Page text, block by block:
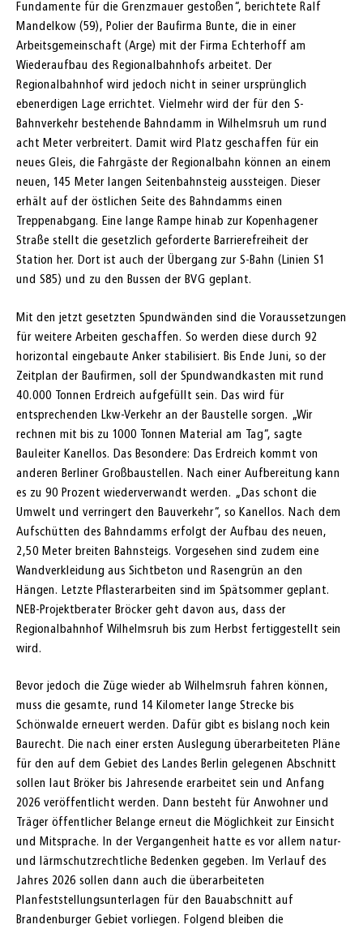
Fundamente für die Grenzmauer gestoßen“, berichtete Ralf
Mandelkow (59), Polier der Baufirma Bunte, die in einer
Arbeitsgemeinschaft (Arge) mit der Firma Echterhoff am
Wiederaufbau des Regionalbahnhofs arbeitet. Der
Regionalbahnhof wird jedoch nicht in seiner ursprünglich
ebenerdigen Lage errichtet. Vielmehr wird der für den S-
Bahnverkehr bestehende Bahndamm in Wilhelmsruh um rund
acht Meter verbreitert. Damit wird Platz geschaffen für ein
neues Gleis, die Fahrgäste der Regionalbahn können an einem
neuen, 145 Meter langen Seitenbahnsteig aussteigen. Dieser
erhält auf der östlichen Seite des Bahndamms einen
Treppenabgang. Eine lange Rampe hinab zur Kopenhagener
Straße stellt die gesetzlich geforderte Barrierefreiheit der
Station her. Dort ist auch der Übergang zur S-Bahn (Linien S1
und S85) und zu den Bussen der BVG geplant.
Mit den jetzt gesetzten Spundwänden sind die Voraussetzungen
für weitere Arbeiten geschaffen. So werden diese durch 92
horizontal eingebaute Anker stabilisiert. Bis Ende Juni, so der
Zeitplan der Baufirmen, soll der Spundwandkasten mit rund
40.000 Tonnen Erdreich aufgefüllt sein. Das wird für
entsprechenden Lkw-Verkehr an der Baustelle sorgen. „Wir
rechnen mit bis zu 1000 Tonnen Material am Tag“, sagte
Bauleiter Kanellos. Das Besondere: Das Erdreich kommt von
anderen Berliner Großbaustellen. Nach einer Aufbereitung kann
es zu 90 Prozent wiederverwandt werden. „Das schont die
Umwelt und verringert den Bauverkehr“, so Kanellos. Nach dem
Aufschütten des Bahndamms erfolgt der Aufbau des neuen,
2,50 Meter breiten Bahnsteigs. Vorgesehen sind zudem eine
Wandverkleidung aus Sichtbeton und Rasengrün an den
Hängen. Letzte Pflasterarbeiten sind im Spätsommer geplant.
NEB-Projektberater Bröcker geht davon aus, dass der
Regionalbahnhof Wilhelmsruh bis zum Herbst fertiggestellt sein
wird.
Bevor jedoch die Züge wieder ab Wilhelmsruh fahren können,
muss die gesamte, rund 14 Kilometer lange Strecke bis
Schönwalde erneuert werden. Dafür gibt es bislang noch kein
Baurecht. Die nach einer ersten Auslegung überarbeiteten Pläne
für den auf dem Gebiet des Landes Berlin gelegenen Abschnitt
sollen laut Bröker bis Jahresende erarbeitet sein und Anfang
2026 veröffentlicht werden. Dann besteht für Anwohner und
Träger öffentlicher Belange erneut die Möglichkeit zur Einsicht
und Mitsprache. In der Vergangenheit hatte es vor allem natur-
und lärmschutzrechtliche Bedenken gegeben. Im Verlauf des
Jahres 2026 sollen dann auch die überarbeiteten
Planfeststellungsunterlagen für den Bauabschnitt auf
Brandenburger Gebiet vorliegen. Folgend bleiben die